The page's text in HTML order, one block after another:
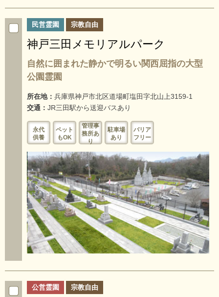
民営霊園 宗教自由
神戸三田メモリアルパーク
自然に囲まれた静かで明るい関西屈指の大型
公園霊園
所在地： 兵庫県神戸市北区道場町塩田字北山上3159-1
交通： JR三田駅から送迎バスあり
永代
供養
ペット
もOK
管理事
務所あ
り
駐車場
あり
バリア
フリー
公営霊園 宗教自由